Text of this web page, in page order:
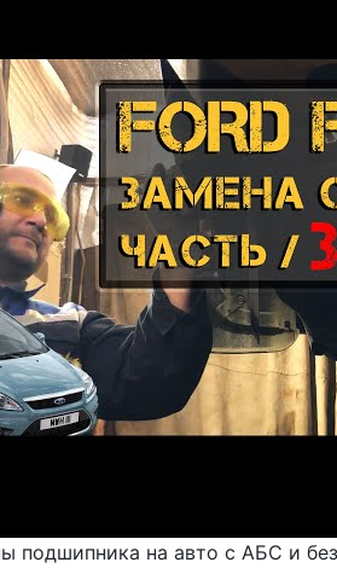
подшипника на авто с АБС и